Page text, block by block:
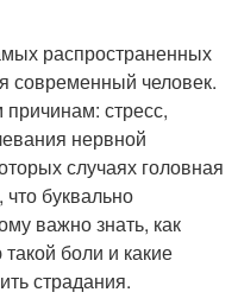
распространенных
современный человек.
стресс,
нервной
случаях головная
буквально
важно знать, как
боли и какие
страдания.